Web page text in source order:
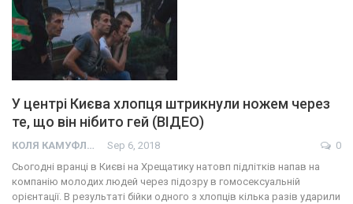
У центрі Києва хлопця штрикнули ножем через
те, що він нібито гей (ВІДЕО)
КОЛЯ КАМУФЛЯЖ Sep 6, 2018
0
Сьогодні вранці в Києві на Хрещатику натовп підлітків напав на
компанію молодих людей через підозру в гомосексуальній
орієнтації. В результаті бійки одного з хлопців кілька разів ударили